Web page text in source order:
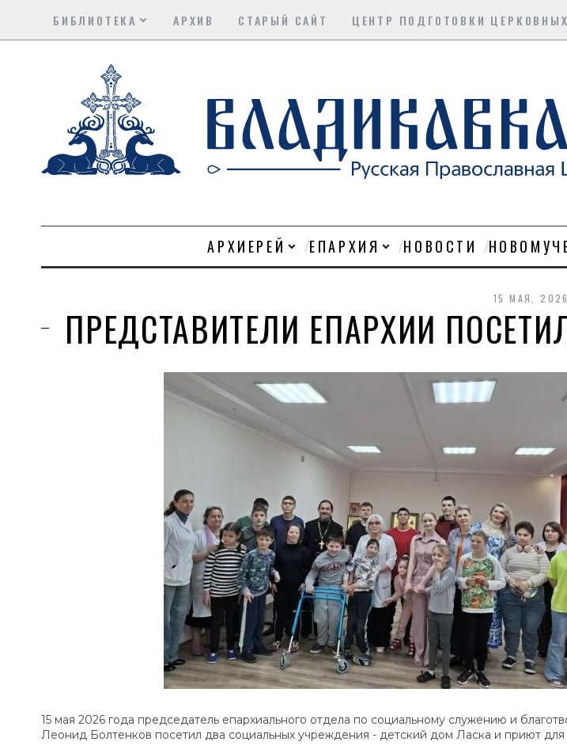
БИБЛИОТЕКА АРХИВ СТАРЫЙ САЙТ ЦЕНТР ПОДГОТОВКИ
АРХИЕРЕЙ ЕПАРХИЯ НОВОСТИ
15 МАЯ, 2026
ПРЕДСТАВИТЕЛИ ЕПАРХИИ
15 мая 2026 года председатель епархиального отдела по социальному служению и
Леонид Болтенков посетил два социальных учреждения - детский дом Ласка и приют